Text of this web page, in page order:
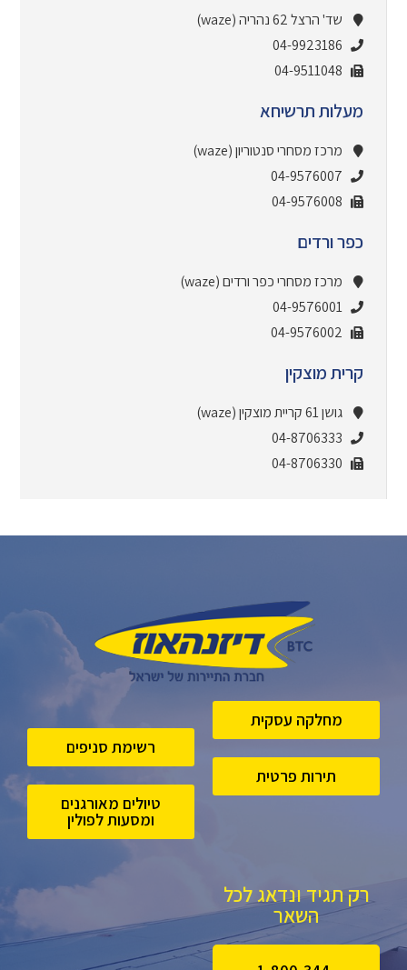
שד' הרצל 62 נהריה (waze)
04-9923186
04-9511048
מעלות תרשיחא
מרכז מסחרי סנטוריון (waze)
04-9576007
04-9576008
כפר ורדים
מרכז מסחרי כפר ורדים (waze)
04-9576001
04-9576002
קרית מוצקין
גושן 61 קריית מוצקין (waze)
04-8706333
04-8706330
מחלקה עסקית
תירות פרטית
רשימת סניפים
טיולים מאורגנים
ומסעות לפולין
רק תגיד ונדאג לכל
השאר